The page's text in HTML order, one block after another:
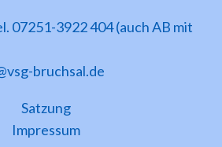
07251-3922 404 (auch AB mit
bruchsal.de
Satzung
Impressum